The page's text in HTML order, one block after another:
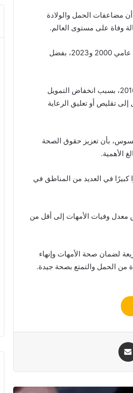
مضاعفات الحمل والولادة
وأشار التقرير الذي نُشر يوم الاثنين إلى أن وفيات الأمهات انخفضت بنسبة 40% بين عامي 2000 و2023، بفضل
ومع ذلك، حذر التقرير من أن وتيرة هذا التحسن قد تباطأت بشكل ملحوظ منذ عام 2016، بسبب انخفاض التمويل
تقليص أو تعليق الرعاية
بأن تعزيز حقوق الصحة
الأهمية.
كبيرًا في العديد من المناطق في
معدل وفيات الأمهات إلى أقل من
لضمان صحة الأمهات وإنهاء
من الحمل والتمتع بصحة جيدة.